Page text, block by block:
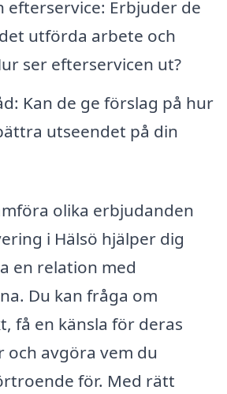
efterservice: Erbjuder de
utförda arbete och
ser efterservicen ut?
Kan de ge förslag på hur
utseendet på din
olika erbjudanden
i Hälsö hjälper dig
en relation med
Du kan fråga om
få en känsla för deras
avgöra vem du
för. Med rätt